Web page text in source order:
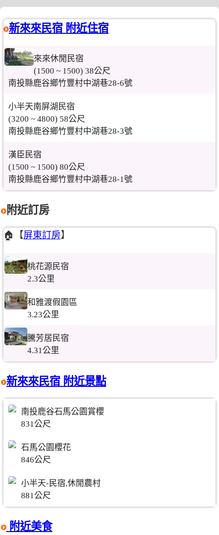
新來來民宿 附近住宿
來來休閒民宿
(1500 ~ 1500) 38公尺
南投縣鹿谷鄉竹豐村中湖巷28-6號
小半天南屏湖民宿
(3200 ~ 4800) 58公尺
南投縣鹿谷鄉竹豐村中湖巷28-3號
漢臣民宿
(1500 ~ 1500) 80公尺
南投縣鹿谷鄉竹豐村中湖巷28-1號
附近訂房
🏠【屏東訂房】
桃花源民宿
2.3公里
和雅渡假園區
3.23公里
騰芳居民宿
4.31公里
新來來民宿 附近景點
南投鹿谷石馬公園賞櫻
831公尺
石馬公園櫻花
846公尺
小半天-民宿,休閒農村
881公尺
附近美食